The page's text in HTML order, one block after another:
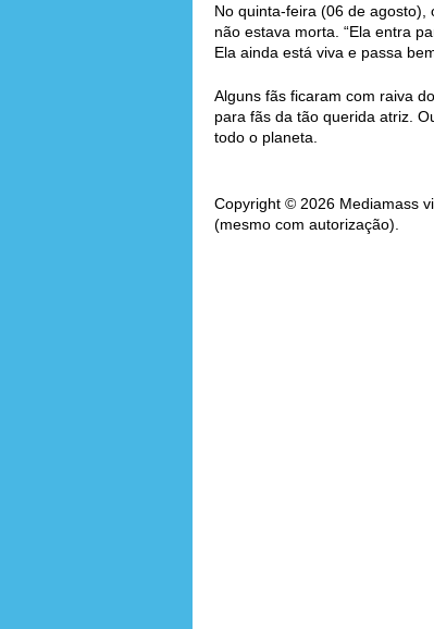
No quinta-feira (06 de
não estava morta. “Ela entra
Ela ainda está viva e passa
Alguns fãs ficaram com raiva
para fãs da tão querida atriz.
todo o planeta.
Copyright © 2026 Mediamass
(mesmo com autorização).